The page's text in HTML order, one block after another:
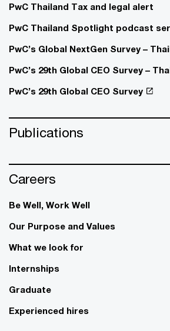
PwC Thailand Tax and legal alert
PwC Thailand Spotlight podcast
PwC’s Global NextGen Survey –
PwC’s 29th Global CEO Survey –
PwC’s 29th Global CEO Survey
Publications
Careers
Be Well, Work Well​
Our Purpose and Values
What we look for
Internships
Graduate
Experienced hires